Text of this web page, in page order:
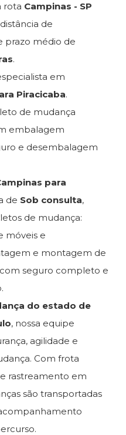
rota Campinas - SP
de
prazo médio de
.
em
Piracicaba.
de mudança
embalagem
e desembalagem
para
de Sob consulta,
de mudança:
móveis e
e montagem de
seguro completo e
do estado de
, nossa equipe
agilidade e
Com frota
rastreamento em
são transportadas